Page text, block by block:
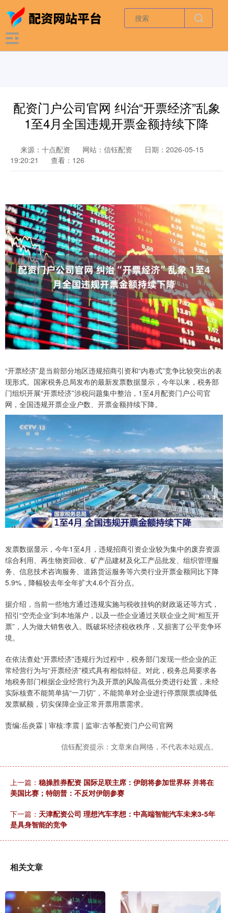
配资门户公司官网 纠治“开票经济”乱象
1至4月全国违规开票金额持续下降
来源：十点配资 网站：信钰配资
日期：2026-05-15
19:20:21
查看：126
“开票经济”是当前部分地区违规招商引资和“内卷式”竞争比较突出的表
现形式。国家税务总局发布的最新发票数据显示，今年以来，税务部
门组织开展“开票经济”涉税问题集中整治，1至4月配资门户公司官
网，全国违规开票企业户数、开票金额持续下降。
发票数据显示，今年1至4月，违规招商引资企业较为集中的废弃资源
综合利用、再生物资回收、矿产品建材及化工产品批发、组织管理服
务、信息技术咨询服务、道路货运服务等六类行业开票金额同比下降
5.9%，降幅较去年全年扩大4.6个百分点。
据介绍，当前一些地方通过违规实施与税收挂钩的财政返还等方式，
招引“空壳企业”到本地落户，以及一些企业通过关联企业之间“相互开
票”，人为做大销售收入。既破坏经济税收秩序，又损害了公平竞争环
境。
在依法查处“开票经济”违规行为过程中，税务部门发现一些企业的正
常经营行为与“开票经济”模式具有相似特征。对此，税务总局要求各
地税务部门根据企业经营行为及开票的风险高低分类进行处置，未经
实际核查不能简单搞“一刀切”，不能简单对企业进行停票限票或降低
发票赋额，切实保障企业正常开票用票需求。
责编:岳炎霖 | 审核:李震 | 监审:古筝配资门户公司官网
信钰配资提示：文章来自网络，不代表本站观点。
上一篇： 稳操胜券配资 国际足联主席：伊朗将参加世界杯 并将在
美国比赛；特朗普：不反对伊朗参赛
下一篇： 天津配资公司 理想汽车李想：中高端智能汽车未来3-5年
是具身智能的竞争
相关文章